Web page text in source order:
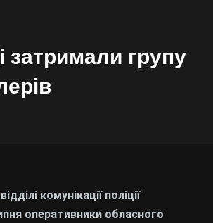
затримали групу
комунікації поліції
оперативники обласного